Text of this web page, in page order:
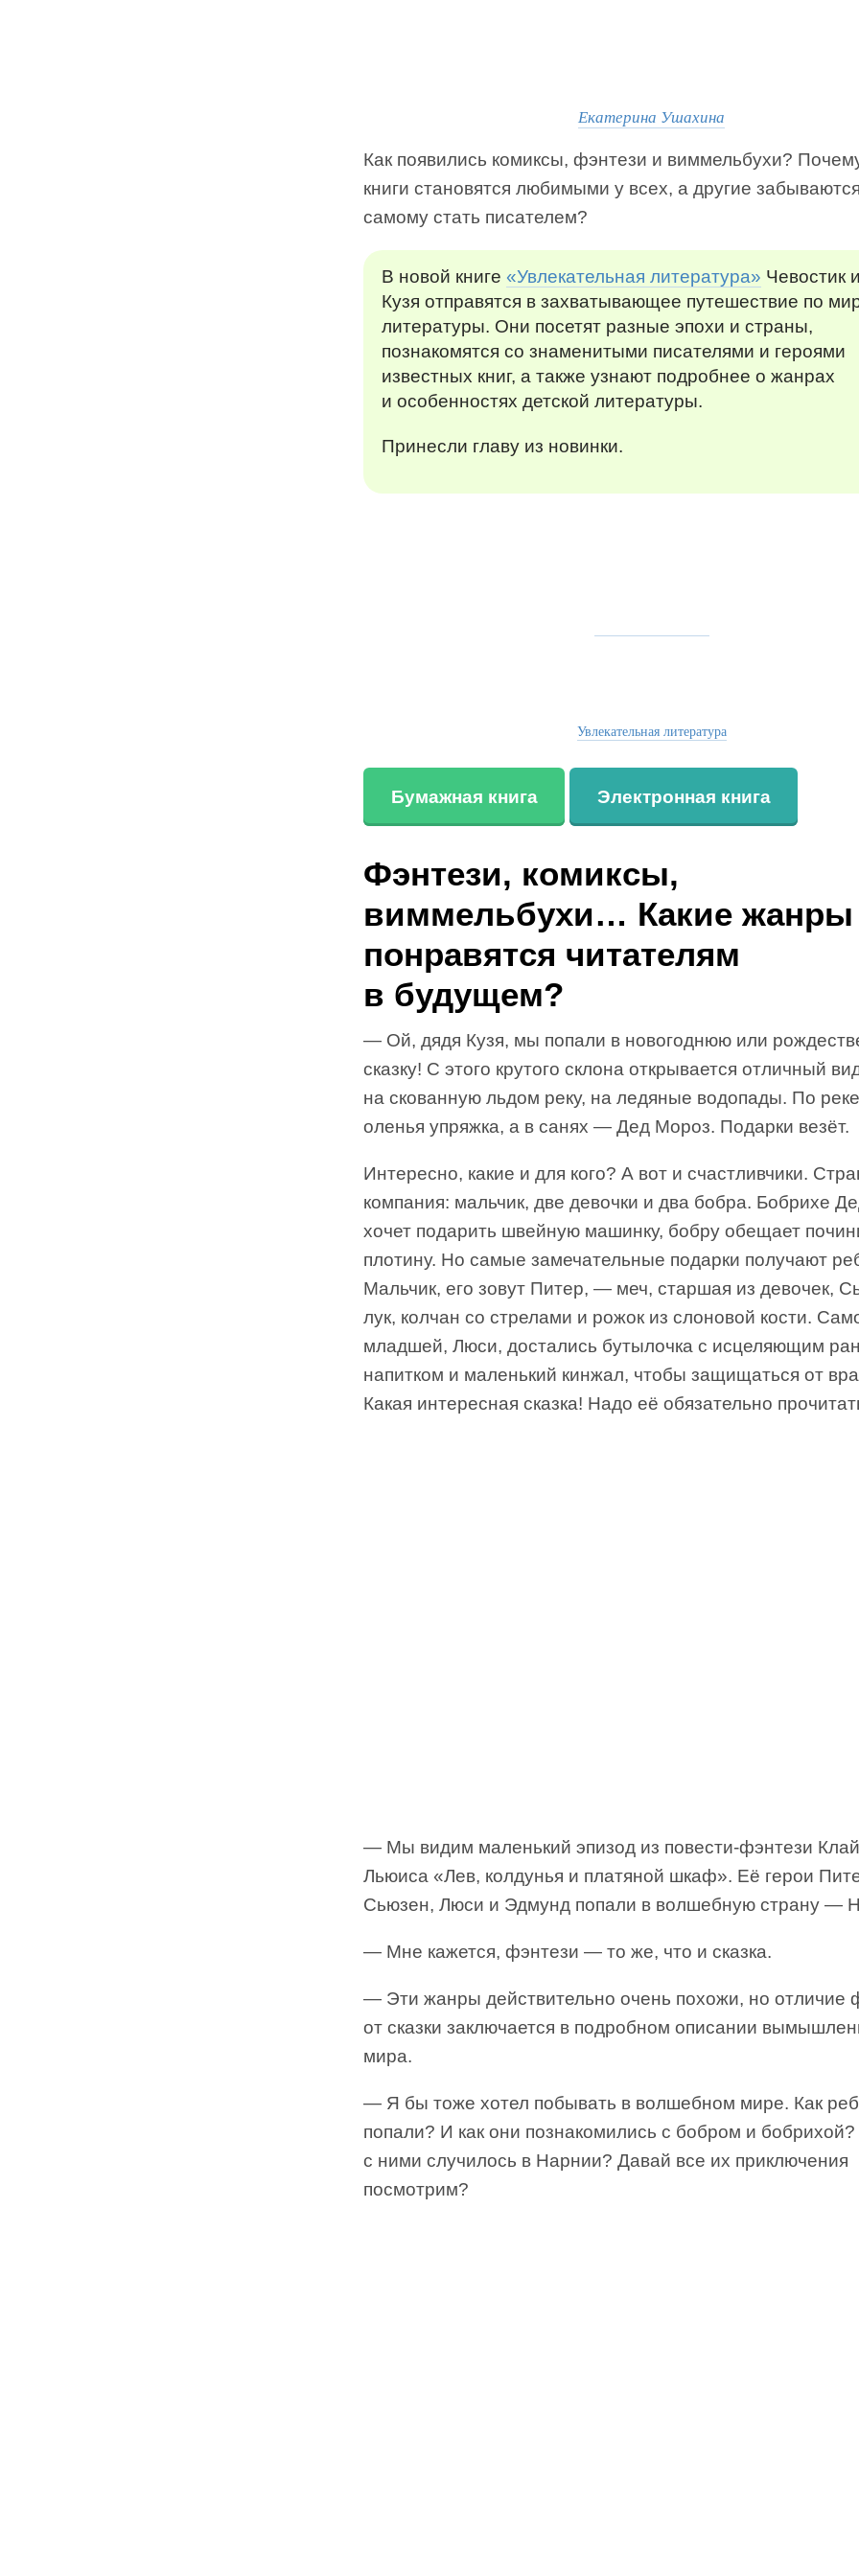
Екатерина Ушахина
Как появились комиксы, фэнтези и виммельбухи?
книги становятся любимыми у всех, а другие
самому стать писателем?
В новой книге «Увлекательная литература» Чевостик
Кузя отправятся в захватывающее путешествие по
литературы. Они посетят разные эпохи и страны,
познакомятся со знаменитыми писателями и героями
известных книг, а также узнают подробнее о жанрах
и особенностях детской литературы.
Принесли главу из новинки.
Увлекательная литература
Бумажная книга Электронная книга
Фэнтези, комиксы,
виммельбухи… Какие жанры
понравятся читателям
в будущем?
— Ой, дядя Кузя, мы попали в новогоднюю или
сказку! С этого крутого склона открывается отличный
на скованную льдом реку, на ледяные водопады. По
оленья упряжка, а в санях — Дед Мороз. Подарки везёт.
Интересно, какие и для кого? А вот и счастливчики.
компания: мальчик, две девочки и два бобра. Бобрихе
хочет подарить швейную машинку, бобру обещает
плотину. Но самые замечательные подарки получают
Мальчик, его зовут Питер, — меч, старшая из девочек,
лук, колчан со стрелами и рожок из слоновой кости.
младшей, Люси, достались бутылочка с исцеляющим
напитком и маленький кинжал, чтобы защищаться от
Какая интересная сказка! Надо её обязательно
— Мы видим маленький эпизод из повести-фэнтези
Льюиса «Лев, колдунья и платяной шкаф». Её герои
Сьюзен, Люси и Эдмунд попали в волшебную страну —
— Мне кажется, фэнтези — то же, что и сказка.
— Эти жанры действительно очень похожи, но отличие
от сказки заключается в подробном описании
мира.
— Я бы тоже хотел побывать в волшебном мире. Как
попали? И как они познакомились с бобром и бобрихой?
с ними случилось в Нарнии? Давай все их приключения
посмотрим?